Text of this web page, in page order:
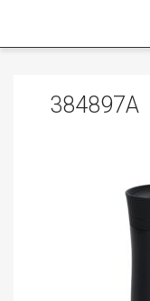
384897A